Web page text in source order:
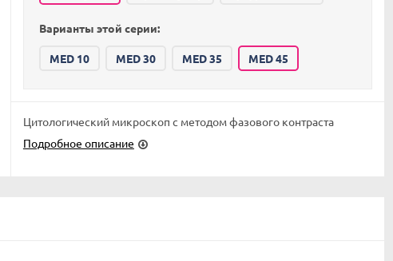
Варианты этой серии:
MED 10 MED 30 MED 35 MED 45
Цитологический микроскоп с методом фазового контраста
Подробное описание